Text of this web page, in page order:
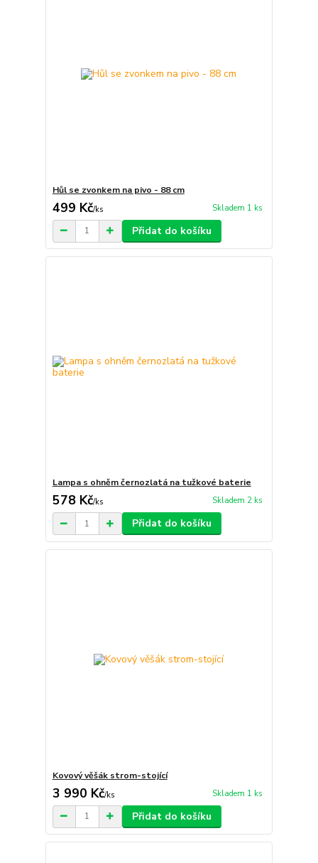
Hůl se zvonkem na pivo - 88 cm
499 Kč/ks Skladem 1 ks
Přidat do košíku
Lampa s ohněm černozlatá na tužkové baterie
578 Kč/ks Skladem 2 ks
Přidat do košíku
Kovový věšák strom-stojící
3 990 Kč/ks Skladem 1 ks
Přidat do košíku